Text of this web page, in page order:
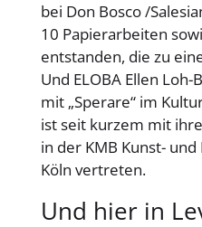
bei Don Bosco /
10 Papierarbeiten
entstanden, die zu
Und ELOBA Ellen
mit „Sperare“ im
ist seit kurzem mit
in der KMB Kunst-
Köln vertreten.
Und hier in